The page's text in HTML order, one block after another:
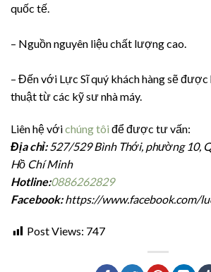
quốc tế.
– Nguồn nguyên liệu chất lượng cao.
– Đến với Lực Sĩ quý khách hàng sẽ
thuật từ các kỹ sư nhà máy.
Liên hệ vớichúng tôi để được tư vấn:
Địa chỉ:527/529 Bình Thới, phường 10,
Hồ Chí Minh
Hotline:0886262829
Facebook:https://www.facebook.com/
Post Views: 747